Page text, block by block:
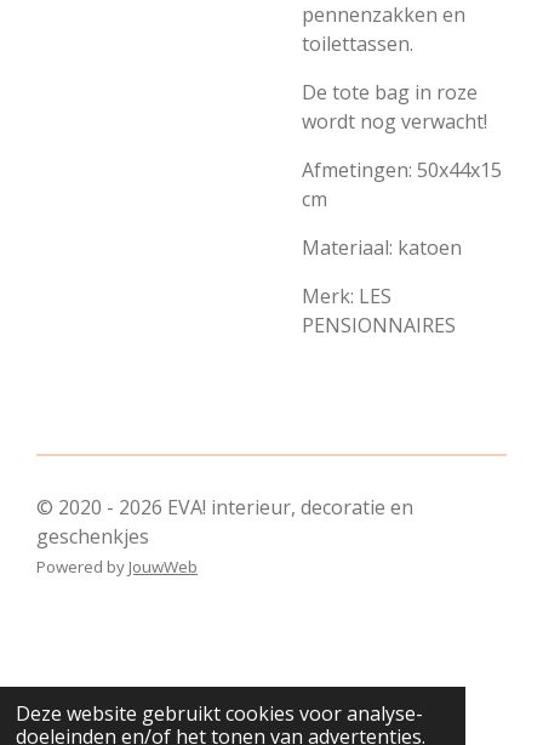
Deze website gebruikt cookies voor analyse-
doeleinden en/of het tonen van advertenties.
pennenzakken en
toilettassen.
De tote bag in roze
wordt nog verwacht!
Afmetingen: 50x44x15
cm
Materiaal: katoen
Merk: LES
PENSIONNAIRES
© 2020 - 2026 EVA! interieur, decoratie en
geschenkjes
Powered by JouwWeb